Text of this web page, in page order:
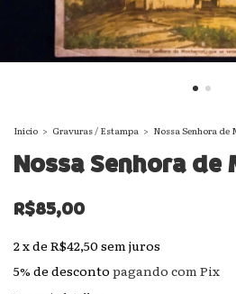
Início > Gravuras / Estampa > Nossa Senhora de
Nossa Senhora
R$85,00
2xde R$42,50 sem juros
5% de desconto pagando com Pix